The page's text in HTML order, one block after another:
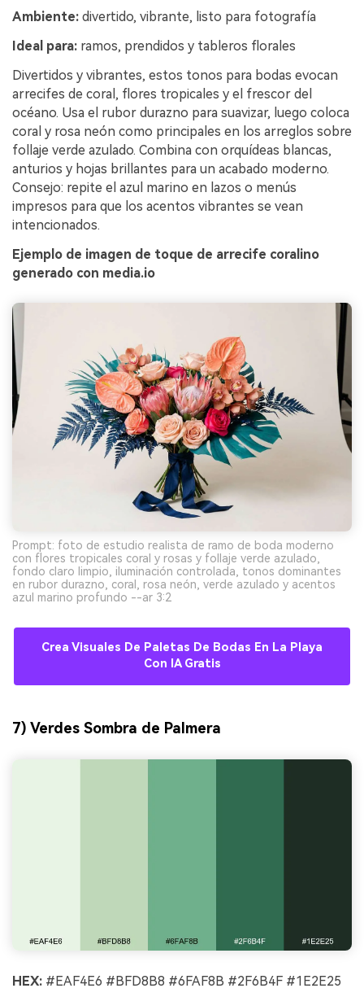
Ambiente: divertido, vibrante, listo para fotografía
Ideal para: ramos, prendidos y tableros florales
Divertidos y vibrantes, estos tonos para bodas evocan
arrecifes de coral, flores tropicales y el frescor del
océano. Usa el rubor durazno para suavizar, luego coloca
coral y rosa neón como principales en los arreglos sobre
follaje verde azulado. Combina con orquídeas blancas,
anturios y hojas brillantes para un acabado moderno.
Consejo: repite el azul marino en lazos o menús
impresos para que los acentos vibrantes se vean
intencionados.
Ejemplo de imagen de toque de arrecife coralino
generado con media.io
Prompt: foto de estudio realista de ramo de boda moderno
con flores tropicales coral y rosas y follaje verde azulado,
fondo claro limpio, iluminación controlada, tonos dominantes
en rubor durazno, coral, rosa neón, verde azulado y acentos
azul marino profundo --ar 3:2
Crea Visuales De Paletas De Bodas En La Playa
Con IA Gratis
7) Verdes Sombra de Palmera
HEX: #EAF4E6 #BFD8B8 #6FAF8B #2F6B4F #1E2E25